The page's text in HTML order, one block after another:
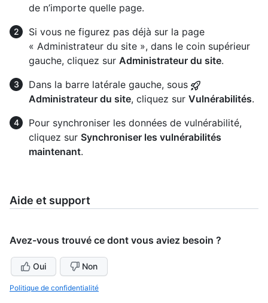
de n’importe quelle page.
Si vous ne figurez pas déjà sur la page
« Administrateur du site », dans le coin supérieur
gauche, cliquez sur Administrateur du site.
Dans la barre latérale gauche, sous
Administrateur du site, cliquez sur Vulnérabilités.
Pour synchroniser les données de vulnérabilité,
cliquez sur Synchroniser les vulnérabilités
maintenant.
Aide et support
Avez-vous trouvé ce dont vous aviez besoin ?
Oui Non
Politique de confidentialité